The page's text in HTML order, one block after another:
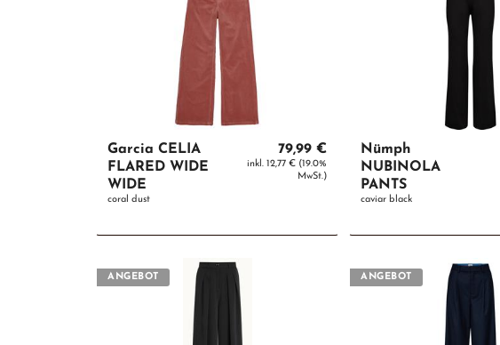
Garcia CELIA
FLARED WIDE
WIDE
coral dust
79,99 €
inkl. 12,77 € (19.0%
MwSt.)
Nümph
NUBINOLA
PANTS
caviar black
ANGEBOT ANGEBOT